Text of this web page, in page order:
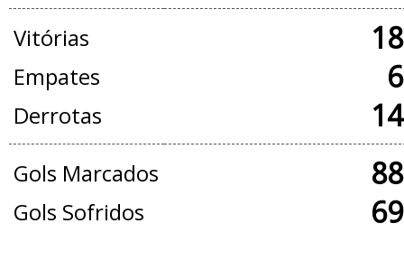
Vitórias
Empates
Derrotas
Gols Marcados
Gols Sofridos